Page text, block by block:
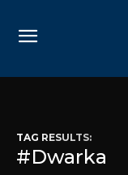
TAG RESULTS:
#Dwarka